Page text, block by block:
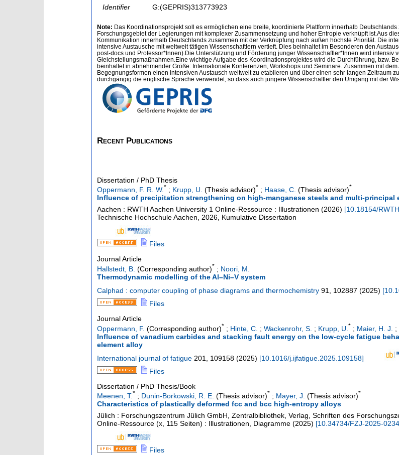
Identifier
G:(GEPRIS)313773923
Note: Das Koordinationsprojekt soll es ermöglichen eine breite, koordinierte Plattform innerhalb
Forschungsgebiet der Legierungen mit komplexer Zusammensetzung und hoher Entropie verknüpft ist.Aus
Kommunikation innerhalb Deutschlands zusammen mit der Verknüpfung nach außen höchste Priorität. Die
intensive Austausche mit weltweit tätigen Wissenschaftlern vertieft. Dies beinhaltet im Besonderen den
post-docs und Professor*Innen).Die Unterstützung und Förderung junger Wissenschaftler*Innen wird intensiv
Gleichstellungsmaßnahmen.Eine wichtige Aufgabe des Koordinationsprojektes wird die Durchführung, bzw.
beinhaltet in abnehmender Größe: Internationale Konferenzen, Workshops und Seminare. Zusammen mit
Begegnungsformen einen intensiven Austausch weltweit zu etablieren und über einen sehr langen Zeitraum
durchgängig die englische Sprache verwendet, so dass auch jüngere Wissenschaftler den Umgang mit der
Recent Publications
Dissertation / PhD Thesis
Oppermann, F. R. W.* ; Krupp, U. (Thesis advisor)* ; Haase, C. (Thesis advisor)*
Influence of precipitation strengthening on high-manganese steels and multi-principal
Aachen : RWTH Aachen University 1 Online-Ressource : Illustrationen (2026) [10.18154/
Technische Hochschule Aachen, 2026, Kumulative Dissertation
Files
Journal Article
Hallstedt, B. (Corresponding author)* ; Noori, M.
Thermodynamic modelling of the Al–Ni–V system
Calphad : computer coupling of phase diagrams and thermochemistry 91 102887 (2025) [
Files
Journal Article
Oppermann, F. (Corresponding author)* ; Hinte, C. ; Wackenrohr, S. ; Krupp, U. * ; Maier, H. J. ;
Influence of vanadium carbides and stacking fault energy on the low-cycle fatigue
element alloy
International journal of fatigue 201 109158 (2025) [10.1016/j.ijfatigue.2025.109158]
Files
Dissertation / PhD Thesis/Book
Meenen, T.* ; Dunin-Borkowski, R. E. (Thesis advisor)* ; Mayer, J. (Thesis advisor)*
Characteristics of plastically deformed fcc and bcc high-entropy alloys
Jülich : Forschungszentrum Jülich GmbH, Zentralbibliothek, Verlag, Schriften des
Online-Ressource (x, 115 Seiten) : Illustrationen, Diagramme (2025) [10.34734/FZJ-2025-
Files